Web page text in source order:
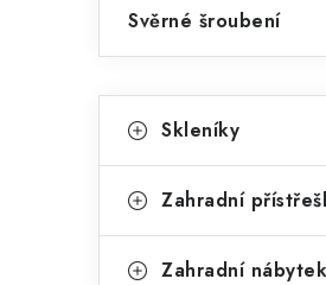
Svěrné šroubení
kategorie
a
e
Skleníky
Zahradní
Zahradní nábytek